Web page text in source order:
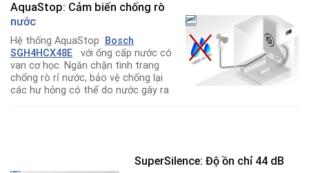
AquaStop: Cảm biến chống rò
nước
Hệ thống AquaStop
Bosch
SGH4HCX48E
với ống cấp nước có
van cơ học. Ngăn chặn tình trang
chống rò rỉ nước, bảo vệ chống lại
các hư hỏng có thể do nước gây ra
SuperSilence: Độ ồn chỉ 44 dB